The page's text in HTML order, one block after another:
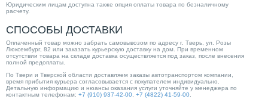
Юридическим лицам доступна также опция оплаты товара по безналичному
расчету.
СПОСОБЫ ДОСТАВКИ
Оплаченный товар можно забрать самовывозом по адресу г. Тверь, ул. Розы
Люксембург, 82 или заказать курьерскую доставку на дом. При временном
отсутствии товара на складе доставка осуществляется под заказ, после внесения
полной предоплаты.
По Твери и Тверской области доставляем заказы автотранспортом компании,
время прибытия курьера согласовывается с покупателем индивидуально.
Детальную информацию и нюансы оказания услуги уточняйте у менеджера по
контактным телефонам: +7 (910) 937-42-00 +7 (4822) 41-59-00